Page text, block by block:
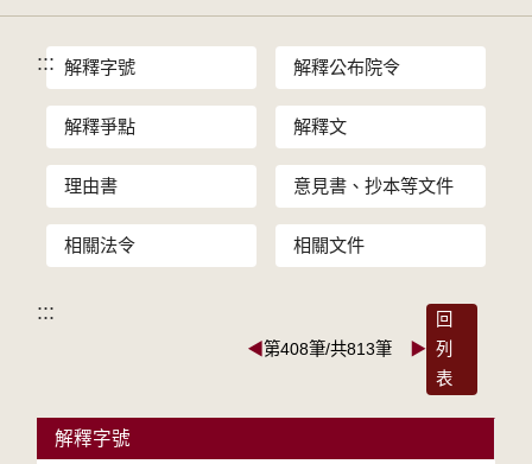
::: 解釋字號 解釋公布院令
解釋爭點 解釋文
理由書 意見書、抄本等文件
相關法令 相關文件
:::
◀第408筆/共813筆 ▶
回
列
表
解釋字號